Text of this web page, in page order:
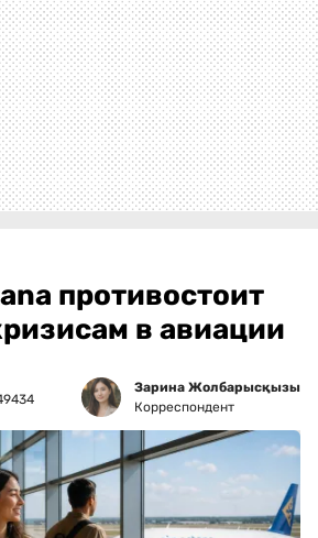
противостоит
в авиации
Зарина Жолбарысқызы
Корреспондент